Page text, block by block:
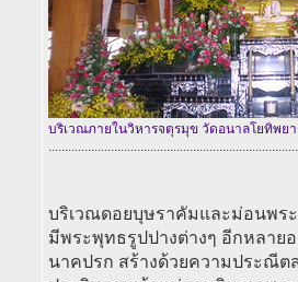
บริเวณภายในวิหารจตุรมุข วัดอนาลโยทิพย
............................................................................
บริเวณดอยบุษราคัมและม่อนพร
มีพระพุทธรูปปางต่างๆ อีกหลาย
นาคปรก สร้างด้วยความประณีต